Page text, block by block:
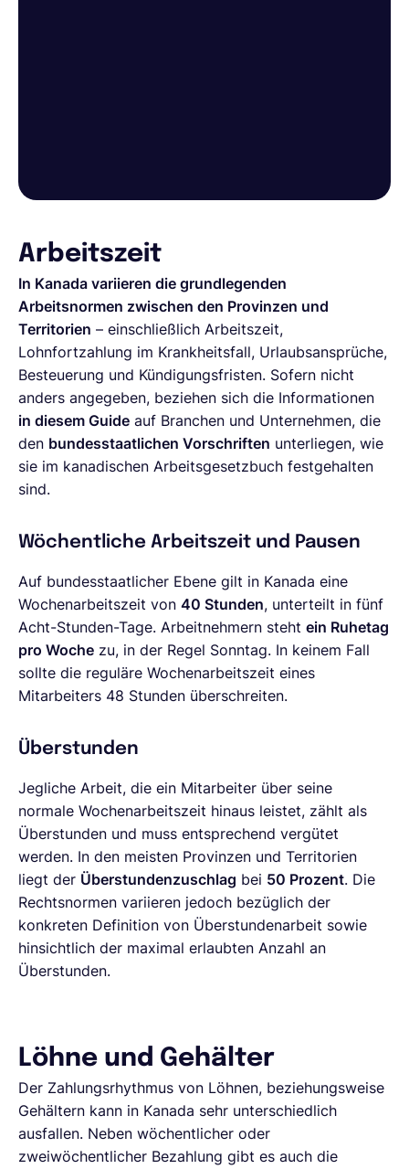
Arbeitszeit
In Kanada variieren die grundlegenden
Arbeitsnormen zwischen den Provinzen und
Territorien – einschließlich Arbeitszeit,
Lohnfortzahlung im Krankheitsfall, Urlaubsansprüche,
Besteuerung und Kündigungsfristen. Sofern nicht
anders angegeben, beziehen sich die Informationen
in diesem Guide auf Branchen und Unternehmen, die
den bundesstaatlichen Vorschriften unterliegen, wie
sie im kanadischen Arbeitsgesetzbuch festgehalten
sind.
Wöchentliche Arbeitszeit und Pausen
Auf bundesstaatlicher Ebene gilt in Kanada eine
Wochenarbeitszeit von 40 Stunden, unterteilt in fünf
Acht-Stunden-Tage. Arbeitnehmern steht ein Ruhetag
pro Woche zu, in der Regel Sonntag. In keinem Fall
sollte die reguläre Wochenarbeitszeit eines
Mitarbeiters 48 Stunden überschreiten.
Überstunden
Jegliche Arbeit, die ein Mitarbeiter über seine
normale Wochenarbeitszeit hinaus leistet, zählt als
Überstunden und muss entsprechend vergütet
werden. In den meisten Provinzen und Territorien
liegt der Überstundenzuschlag bei 50 Prozent. Die
Rechtsnormen variieren jedoch bezüglich der
konkreten Definition von Überstundenarbeit sowie
hinsichtlich der maximal erlaubten Anzahl an
Überstunden.
Löhne und Gehälter
Der Zahlungsrhythmus von Löhnen, beziehungsweise
Gehältern kann in Kanada sehr unterschiedlich
ausfallen. Neben wöchentlicher oder
zweiwöchentlicher Bezahlung gibt es auch die